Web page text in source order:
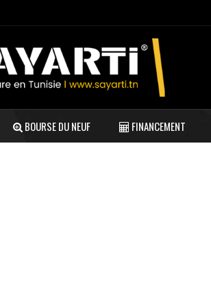
BOURSE DU NEUF FINANCEMENT